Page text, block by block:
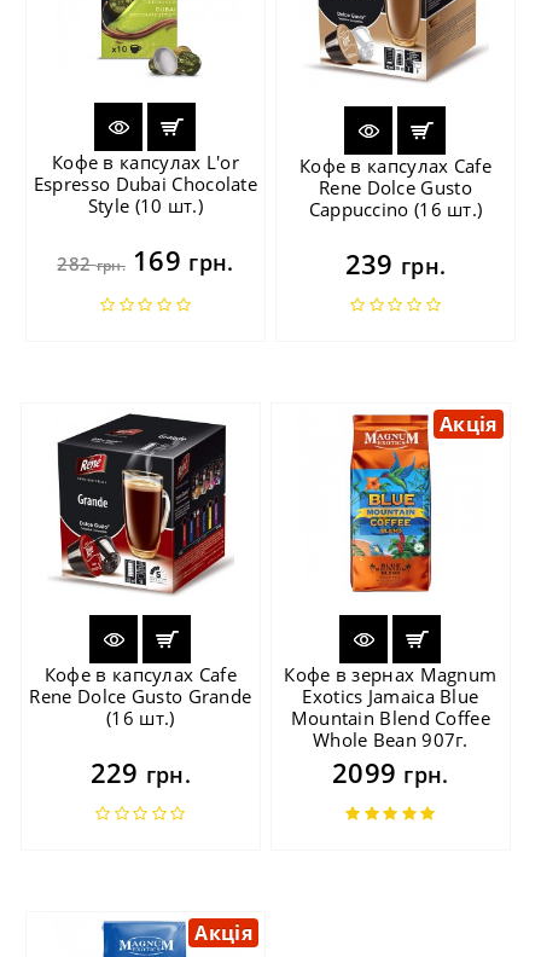
Кофе в капсулах L'or
Espresso Dubai Chocolate
Style (10 шт.)
282грн.169 грн.
Кофе в капсулах Cafe
Rene Dolce Gusto
Cappuccino (16 шт.)
239 грн.
Кофе в капсулах Cafe
Rene Dolce Gusto Grande
(16 шт.)
229 грн.
Акція
Кофе в зернах Magnum
Exotics Jamaica Blue
Mountain Blend Coffee
Whole Bean 907г.
2099 грн.
Акція